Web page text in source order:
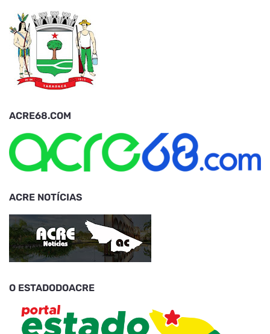
ACRE68.COM
ACRE NOTÍCIAS
O ESTADODOACRE